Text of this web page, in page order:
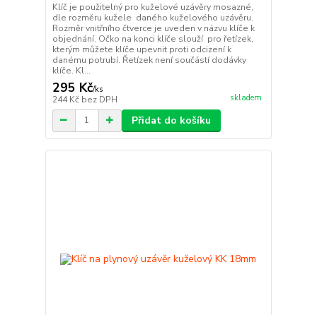
Klíč je použitelný pro kuželové uzávěry mosazné,
dle rozměru kužele daného kuželového uzávěru.
Rozměr vnitřního čtverce je uveden v názvu klíče k
objednání. Očko na konci klíče slouží pro řetízek,
kterým můžete klíče upevnit proti odcizení k
danému potrubí. Řetízek není součástí dodávky
klíče. Kl...
295 Kč/ks
244 Kč bez DPH skladem
Přidat do košíku